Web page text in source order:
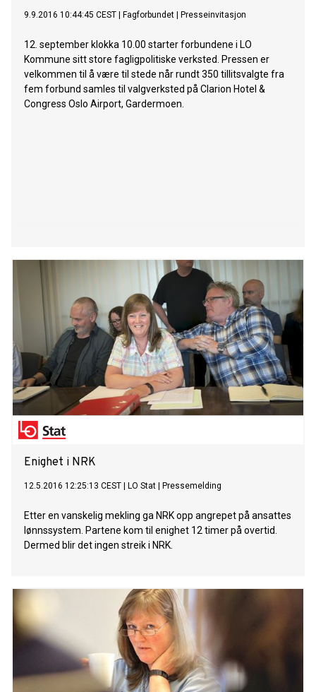
9.9.2016 10:44:45 CEST Fagforbundet Presseinvitasjon
12. september klokka 10.00 starter forbundene i LO
Kommune sitt store fagligpolitiske verksted. Pressen er
velkommen til å være til stede når rundt 350 tillitsvalgte fra
fem forbund samles til valgverksted på Clarion Hotel &
Congress Oslo Airport, Gardermoen.
Enighet i NRK
12.5.2016 12:25:13 CEST LO Stat Pressemelding
Etter en vanskelig mekling ga NRK opp angrepet på ansattes
lønnssystem. Partene kom til enighet 12 timer på overtid.
Dermed blir det ingen streik i NRK.